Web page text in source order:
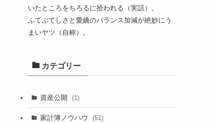
いたところをちろるに拾われる（実話）。
ふてぶてしさと愛嬌のバランス加減が絶妙にう
まいヤツ（自称）。
カテゴリー
資産公開 (1)
家計簿ノウハウ (51)